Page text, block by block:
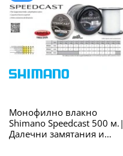
Монофилно влакно
Shimano Speedcast 500 м.|
Далечни замятания и